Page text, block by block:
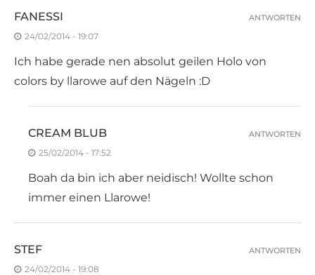
FANESSI
24/02/2014 - 19:07
Ich habe gerade nen absolut geilen Holo von
colors by llarowe auf den Nägeln :D
ANTWORTEN
CREAM BLUB
25/02/2014 - 17:52
Boah da bin ich aber neidisch! Wollte schon
immer einen Llarowe!
ANTWORTEN
STEF
24/02/2014 - 19:08
ANTWORTEN